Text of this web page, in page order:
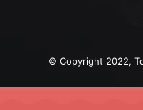
© Copyright 2022,